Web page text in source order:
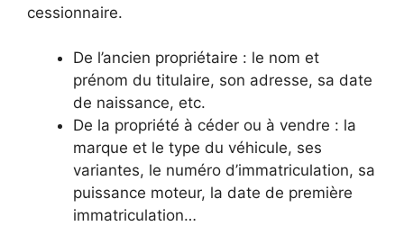
cessionnaire.
De l’ancien propriétaire : le nom et
prénom du titulaire, son adresse, sa date
de naissance, etc.
De la propriété à céder ou à vendre : la
marque et le type du véhicule, ses
variantes, le numéro d’immatriculation, sa
puissance moteur, la date de première
immatriculation…